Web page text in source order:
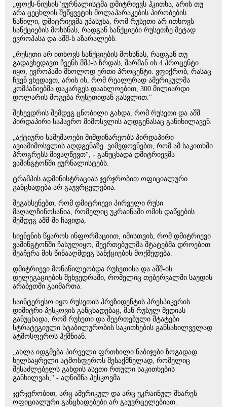
„ფოქს-ნიუსის"ჟურნალისტმა დმიტრიევს ჰკითხა, არის თუ
არა ცეცხლის შეწყვეტის მოლაპარაკების პირობების
ნაწილი, დმიტრიევმა უპასუხა, რომ რუსეთი არ ითხოვს
სანქციების მოხსნას, რადგან სანქციები რუსეთზე მეტად
ევროპასა და აშშ-ს აზარალებს.
„რუსეთი არ ითხოვს სანქციების მოხსნას, რადგან თუ
გადავხედავთ ჩვენს მშპ-ს ზრდას, შარშან ის 4 პროცენტი
იყო, ევროპაში მხოლოდ ერთი პროცენტი. ვფიქრობ, რასაც
ჩვენ ვხედავთ, არის ის, რომ რეალურად ამერიკულმა
კომპანიებმა დაკარგეს დაახლოებით, 300 მილიარდი
დოლარის მოგება რუსეთიდან გასვლით."
შეხევდრის შემდეგ ცნობილი გახდა, რომ რუსეთი და აშშ
პირდაპირი საჰაერო მიმოსვლის აღდგენასაც განიხილავენ.
„აქტიური სამუშაოები მიმდინარეობს პირდაპირი
ავიამიმოსვლის აღდგენაზე. ვიმედოვნებთ, რომ ამ საკითხში
პროგრესს მივაღწევთ", - განუცხადა დმიტრიევმა
ვაშინგტონში ჟურნალისტებს.
ტრამპის ადმინისტრაციას ჯერჯრობით ოფიციალური
განცხადება არ გაუვრცელებია.
შეგახსენებთ, რომ დმიტრიევი პირველი რუსი
მაღალჩინოსანია, რომელიც უკრაინაში ომის დაწყების
შემდეგ აშშ-ში ჩავიდა,
სიენენის წყაროს ინფორმაციით, იმისთვის, რომ დმიტრიევი
ვაშინგტონში ჩასულიყო, შეერთებულმა შტატებმა დროებით
შეაჩერა მის წინააღმდეგ სანქციების მოქმედება.
დმიტრიევი მონაწილეობდა რუსეთისა და აშშ-ის
დელეგაციების შეხვედრაში, რომელიც თებერვალში საუდის
არაბეთში გაიმართა.
საინტერესო იყო რუსეთის პრეზიდენტის პრესპიკერის
დიმიტრი პესკოვის განცხადებაც, მან რუსულ მედიას
განუცხადა, რომ რუსეთი და შეერთებული შტატები
სტრატეგიული სტაბილურობის საკითხების განსახილველად
ატმოსფეროს ჰქმნიან.
„ახლა იდგმება პირველი ფრთხილი ნაბიჯები ზოგადად
ხელსაყრელი ატმოსფეროს შესაქმნელად, რომელიც
შესაძლებელს გახდის ასეთი რთული საკითხების
განხილვას," - აღნიშნა პესკოვმა.
ჯერჯერობით, არც ამერიკულ და არც უკრაინულ მხარეს
ოფიციალური განცხადებები არ გაუვრცელებიათ.